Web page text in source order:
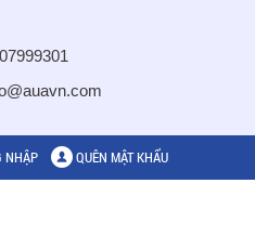
NHẬP QUÊN MẬT KHẨU